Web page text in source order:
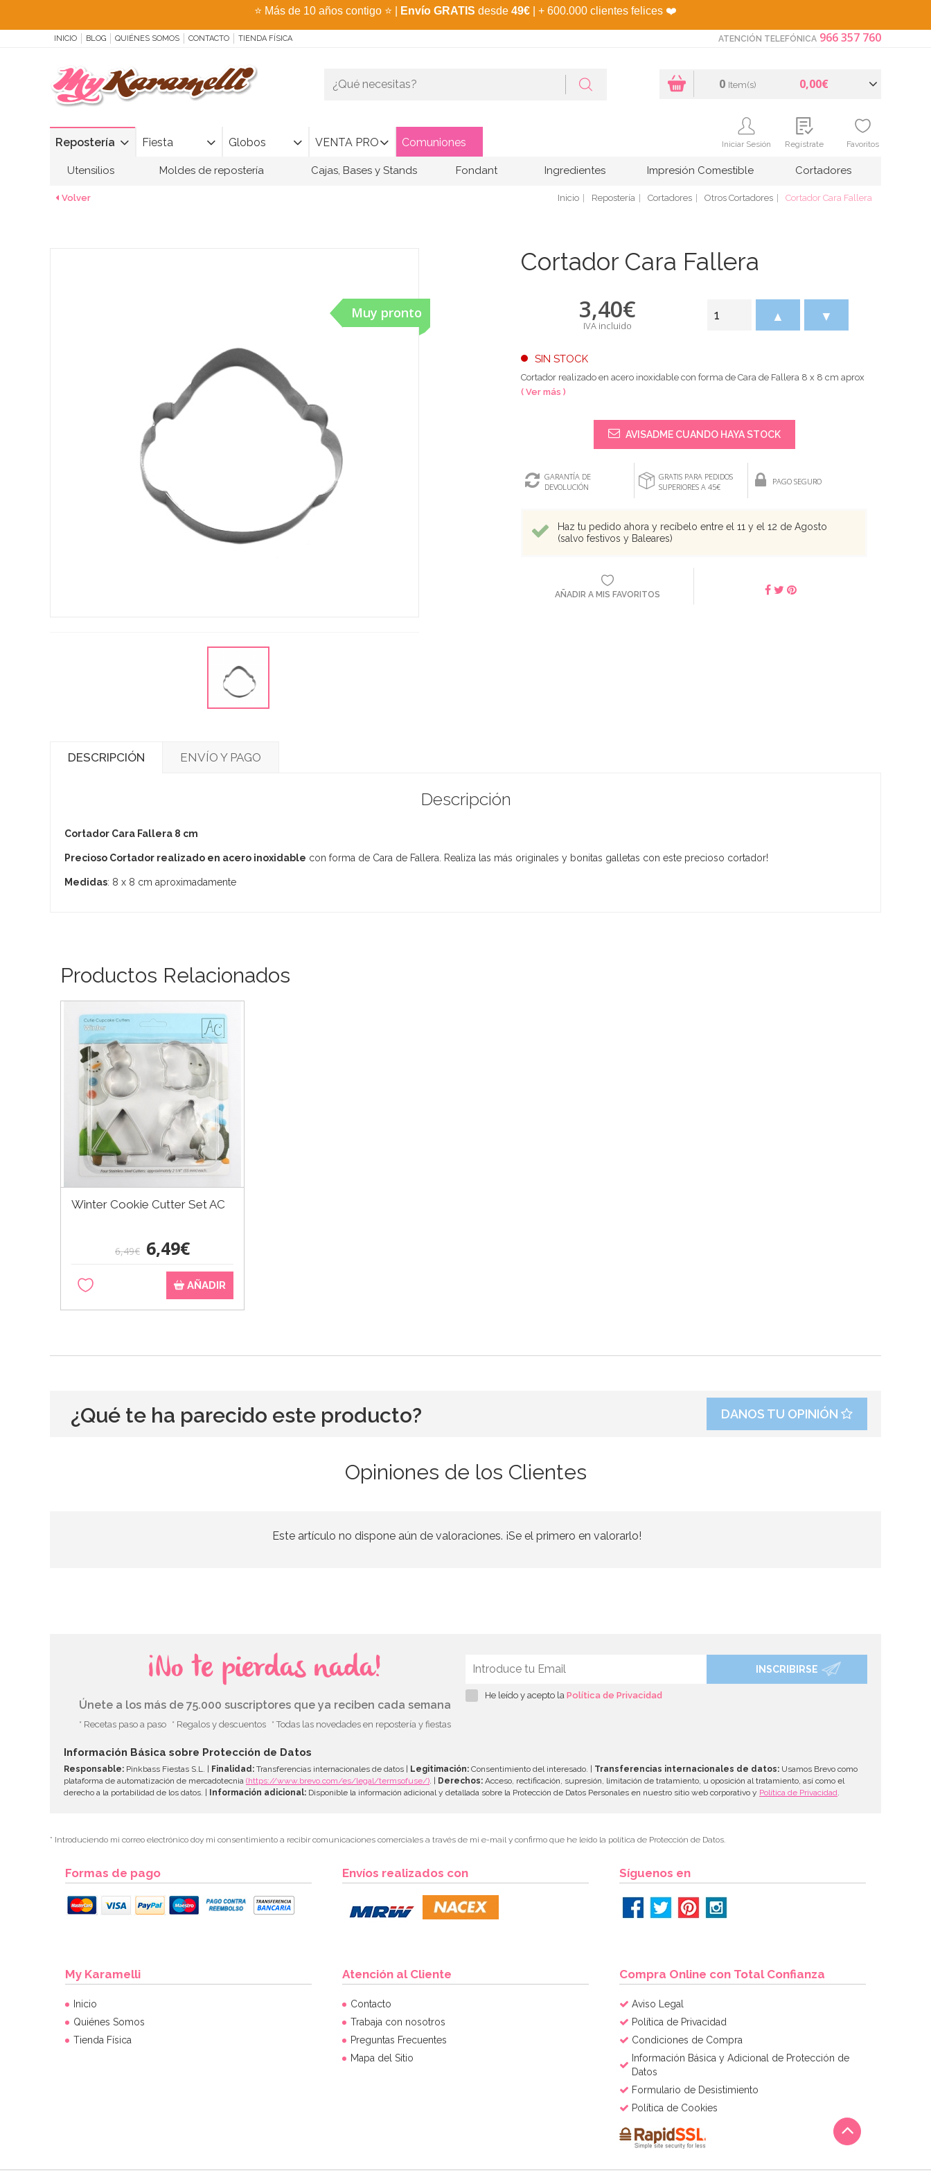
⭐ Más de 10 años contigo ⭐ Envío GRATIS desde 49€ | + 600.000 clientes felices ❤️
INICIO BLOG QUIÉNES SOMOS CONTACTO TIENDA FÍSICA ATENCIÓN TELEFÓNICA 966 357 760
Repostería Fiesta Globos VENTA PRO Comuniones
0 Item(s) 0,00€
Iniciar Sesión Regístrate Favoritos
Utensilios Moldes de repostería Cajas, Bases y Stands Fondant Ingredientes Impresión Comestible Cortadores
Volver Inicio Repostería Cortadores Otros Cortadores Cortador Cara Fallera
Muy pronto
Cortador Cara Fallera
3,40€
IVA incluido
SIN STOCK
▲ ▼
Cortador realizado en acero inoxidable con forma de Cara de Fallera 8 x 8 cm aprox
( Ver más )
AVISADME CUANDO HAYA STOCK
GARANTÍA DE
DEVOLUCIÓN
GRATIS PARA PEDIDOS
SUPERIORES A 45€
PAGO SEGURO
Haz tu pedido ahora y recíbelo entre el 11 y el 12 de Agosto
(salvo festivos y Baleares)
AÑADIR A MIS FAVORITOS
DESCRIPCIÓN ENVÍO Y PAGO
Descripción
Cortador Cara Fallera 8 cm
Precioso Cortador realizado en acero inoxidable con forma de Cara de Fallera. Realiza las más originales y bonitas galletas con este precioso cortador!
Medidas: 8 x 8 cm aproximadamente
Productos Relacionados
Winter Cookie Cutter Set AC
6,49€ 6,49€
AÑADIR
¿Qué te ha parecido este producto? DANOS TU OPINIÓN
Opiniones de los Clientes
Este artículo no dispone aún de valoraciones. ¡Se el primero en valorarlo!
¡No te pierdas nada!
Únete a los más de 75.000 suscriptores que ya reciben cada semana
* Recetas paso a paso * Regalos y descuentos * Todas las novedades en repostería y fiestas
INSCRIBIRSE
He leído y acepto la Política de Privacidad
Información Básica sobre Protección de Datos
Responsable: Pinkbass Fiestas S.L. | Finalidad: Transferencias internacionales de datos | Legitimación: Consentimiento del interesado. | Transferencias internacionales de datos: Usamos Brevo como
plataforma de automatización de mercadotecnia (https://www.brevo.com/es/legal/termsofuse/) . | Derechos: Acceso, rectificación, supresión, limitación de tratamiento, u oposición al tratamiento, así como el
derecho a la portabilidad de los datos. | Información adicional: Disponible la información adicional y detallada sobre la Protección de Datos Personales en nuestro sitio web corporativo y Política de Privacidad
* Introduciendo mi correo electrónico doy mi consentimiento a recibir comunicaciones comerciales a través de mi e-mail y confirmo que he leído la política de Protección de Datos.
Formas de pago Envíos realizados con Síguenos en
My Karamelli
Inicio
Quiénes Somos
Tienda Física
Atención al Cliente
Contacto
Trabaja con nosotros
Preguntas Frecuentes
Mapa del Sitio
Compra Online con Total Confianza
Aviso Legal
Política de Privacidad
Condiciones de Compra
Información Básica y Adicional de Protección de
Datos
Formulario de Desistimiento
Política de Cookies